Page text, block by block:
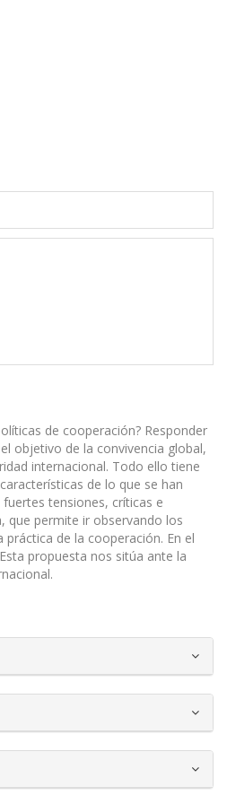
de cooperación? Responder
objetivo de la convivencia global,
internacional. Todo ello tiene
de lo que se han
tensiones, críticas e
que permite ir observando los
de la cooperación. En el
propuesta nos sitúa ante la